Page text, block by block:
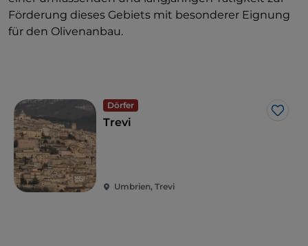
Förderung dieses Gebiets mit besonderer Eignung
für den Olivenanbau.
Dörfer
Like
Trevi
Umbrien, Trevi